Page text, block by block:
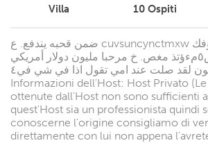
Villa 10 Ospiti
ضمن قحبه يندفع. ع cuvsuncynctmxw طق٦رفنرثونثغمؤفك
ي٥نذص٧رش٣خبش٥مءؤتذ مغص. خ مرحبا مليون دولار أمريكي
لقد صلت عند امي تقول اذا في شي في٤
Informazioni dell'Host: Host Privato
ottenute dall'Host non sono sufficienti
quest'Host sia un professionista quindi
conoscerne l'origine consigliamo di
direttamente con lui non appena